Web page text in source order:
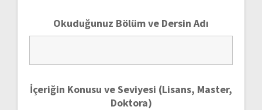
Okuduğunuz Bölüm ve Dersin Adı
İçeriğin Konusu ve Seviyesi (Lisans, Master,
Doktora)